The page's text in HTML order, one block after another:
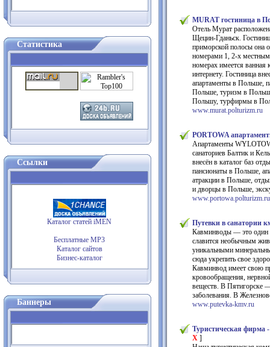
Статистика
Ссылки
Каталог статей iMEN
Бесплатные MP3
Каталог сайтов
Бизнес-каталог
Баннеры
MURAT гостиница в
Отель Мурат
Щецин-Гданьск.
приморской полосы она
номерами 1, 2-х
номерах имеется
интернету. Гостиница
апартаменты в Польше,
Польше, туризм в
Польшу, турфирмы в
www.murat.polturizm.ru
PORTOWA
Апартаменты
санаториев Балтик и
внесён в каталог баз
пансионаты в Польше,
атракции в Польше,
и дворцы в Польше,
www.portowa.polturizm.ru
Путевки в санатории
Кавминводы — это один
славится необычным
уникальными
сюда укрепить свое
Кавминвод имеет свою
кровообращения,
веществ. В Пятигорске
заболевания. В
www.putevka-kmv.ru
Туристическая фирма
X ]